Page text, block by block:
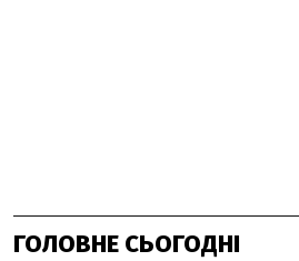
ГОЛОВНЕ СЬОГОДНІ